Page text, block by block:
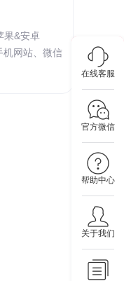
果&安卓
机网站、微信
在线客服
官方微信
帮助中心
关于我们